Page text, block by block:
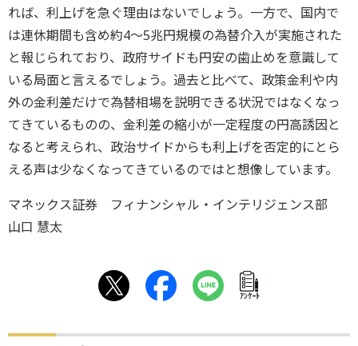
れば、利上げを急ぐ理由はないでしょう。一方で、国内で
は連休期間も含め約4～5兆円規模の為替介入が実施された
と報じられており、政府サイドも円安の歯止めを意識して
いる局面と言えるでしょう。過去と比べて、政策金利や内
外の金利差だけで為替相場を説明できる状況ではなくなっ
てきているものの、金利差の縮小が一定程度の円高誘因と
なると考えられ、政治サイドからも利上げを否定的にとら
える声は少なくなってきているのではと想像しています。
マネックス証券 フィナンシャル・インテリジェンス部
山口 慧太
ｱﾝｹｰﾄ